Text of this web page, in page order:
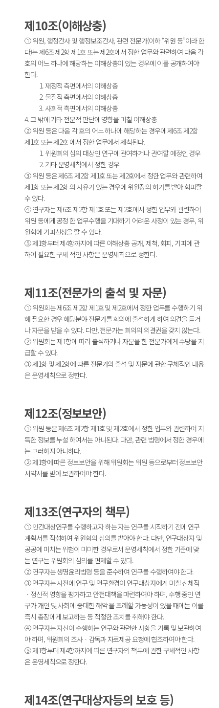
제10조(이해상충)
① 위원, 행정간사 및 행정보조간사, 관련 전문가(이하 “위원 등”이라 한
다)는 제6조 제2항 제1호 또는 제2호에서 정한 업무와 관련하여 다음 각
호의 어느 하나에 해당하는 이해상충이 있는 경우에 이를 공개하여야
한다.
1. 재정적 측면에서의 이해상충
2. 물질적 측면에서의 이해상충
3. 사회적 측면에서의 이해상충
4. 그 밖에 기타 전문적 판단에 영향을 미칠 이해상충
② 위원 등은 다음 각 호의 어느 하나에 해당하는 경우에 제6조 제2항
제1호 또는 제2호 에서 정한 업무에서 제척된다.
1. 위원회의 심의 대상인 연구에 관여하거나 관여할 예정인 경우
2. 기타 운영세칙에서 정한 경우
③ 위원 등은 제6조 제2항 제1호 또는 제2호에서 정한 업무와 관련하여
제1항 또는 제2항 의 사유가 있는 경우에 위원장의 허가를 받아 회피할
수 있다.
④ 연구자는 제6조 제2항 제1호 또는 제2호에서 정한 업무와 관련하여
위원 등에게 공정 한 업무수행을 기대하기 어려운 사정이 있는 경우, 위
원회에 기피신청을 할 수 있다.
⑤ 제1항부터 제4항까지에 따른 이해상충 공개, 제척, 회피, 기피에 관
하여 필요한 구체 적인 사항은 운영세칙으로 정한다.
제11조(전문가의 출석 및 자문)
① 위원회는 제6조 제2항 제1호 및 제2호에서 정한 업무를 수행하기 위
해 필요한 경우 해당분야 전문가를 회의에 출석하게 하여 의견을 듣거
나 자문을 받을 수 있다. 다만, 전문가는 회의의 의결권을 갖지 않는다.
② 위원회는 제1항에 따라 출석하거나 자문을 한 전문가에게 수당을 지
급할 수 있다.
③ 제1항 및 제2항에 따른 전문가의 출석 및 자문에 관한 구체적인 내용
은 운영세칙으로 정한다.
제12조(정보보안)
① 위원 등은 제6조 제2항 제1호 및 제2호에서 정한 업무와 관련하여 지
득한 정보를 누설 하여서는 아니된다. 다만, 관련 법령에서 정한 경우에
는 그러하지 아니하다.
② 제1항에 따른 정보보안을 위해 위원회는 위원 등으로부터 정보보안
서약서를 받아 보관하여야 한다.
제13조(연구자의 책무)
① 인간대상연구를 수행하고자 하는 자는 연구를 시작하기 전에 연구
계획서를 작성하여 위원회의 심의를 받아야 한다. 다만, 연구대상자 및
공공에 미치는 위험이 미미한 경우로서 운영세칙에서 정한 기준에 맞
는 연구는 위원회의 심의를 면제할 수 있다.
② 연구자는 생명윤리법령 등을 준수하여 연구를 수행하여야 한다.
③ 연구자는 사전에 연구 및 연구환경이 연구대상자에게 미칠 신체적
ㆍ정신적 영향을 평가하고 안전대책을 마련하여야 하며, 수행 중인 연
구가 개인 및 사회에 중대한 해악 을 초래할 가능성이 있을 때에는 이를
즉시 총장에게 보고하는 등 적절한 조치를 취해야 한다.
④ 연구자는 자신이 수행하는 연구와 관련한 사항을 기록 및 보관하여
야 하며, 위원회의 조사ㆍ감독과 자료제공 요청에 협조하여야 한다.
⑤ 제1항부터 제4항까지에 따른 연구자의 책무에 관한 구체적인 사항
은 운영세칙으로 정한다.
제14조(연구대상자등의 보호 등)